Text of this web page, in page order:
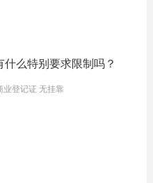
么特别要求限制吗？
登记证 无挂靠